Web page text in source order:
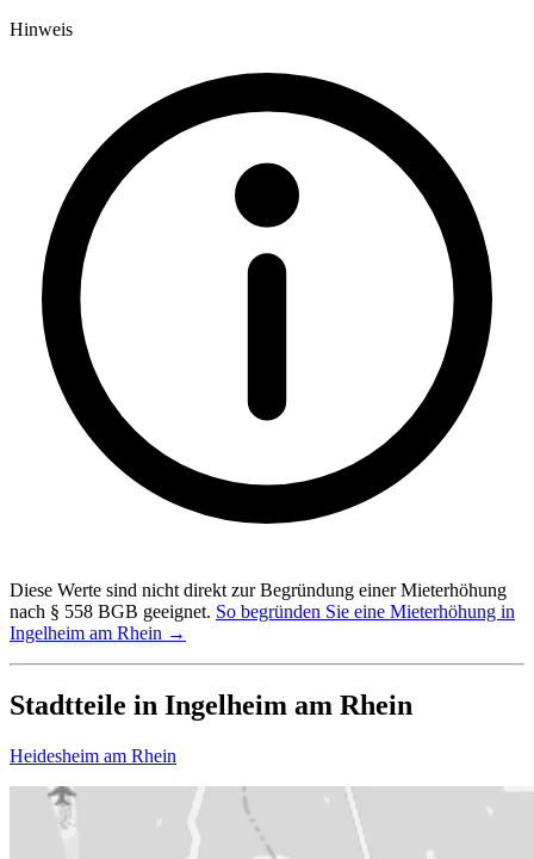
Hinweis
Diese Werte sind nicht direkt zur Begründung einer Mieterhöhung
nach § 558 BGB geeignet. So begründen Sie eine Mieterhöhung in
Ingelheim am Rhein →
Stadtteile in Ingelheim am Rhein
Heidesheim am Rhein